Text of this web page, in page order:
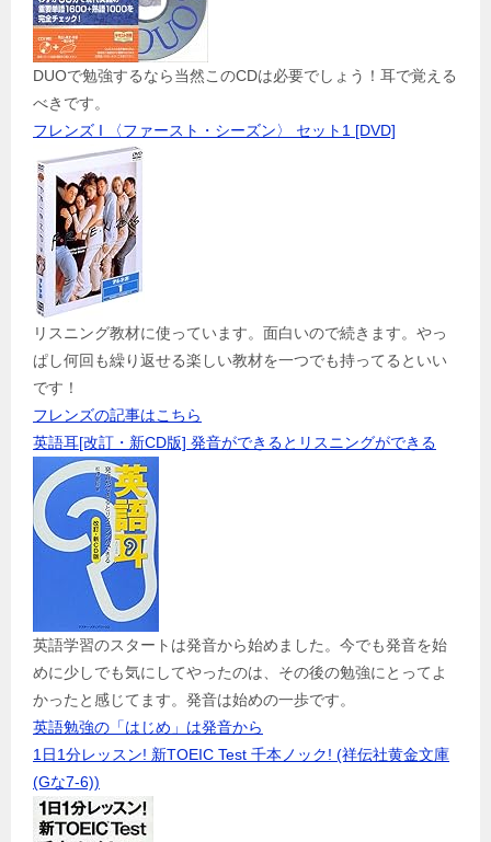
DUOで勉強するなら当然このCDは必要でしょう！耳で覚える
べきです。
フレンズ I 〈ファースト・シーズン〉 セット1 [DVD]
リスニング教材に使っています。面白いので続きます。やっ
ぱし何回も繰り返せる楽しい教材を一つでも持ってるといい
です！
フレンズの記事はこちら
英語耳[改訂・新CD版] 発音ができるとリスニングができる
英語学習のスタートは発音から始めました。今でも発音を始
めに少しでも気にしてやったのは、その後の勉強にとってよ
かったと感じてます。発音は始めの一歩です。
英語勉強の「はじめ」は発音から
1日1分レッスン! 新TOEIC Test 千本ノック! (祥伝社黄金文庫
(Gな7-6))